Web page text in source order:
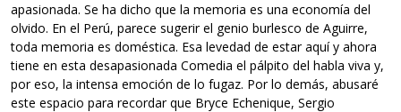
apasionada. Se ha dicho que la memoria es una economía del
olvido. En el Perú, parece sugerir el genio burlesco de Aguirre,
toda memoria es doméstica. Esa levedad de estar aquí y ahora
tiene en esta desapasionada Comedia el pálpito del habla viva y,
por eso, la intensa emoción de lo fugaz. Por lo demás, abusaré
este espacio para recordar que Bryce Echenique, Sergio